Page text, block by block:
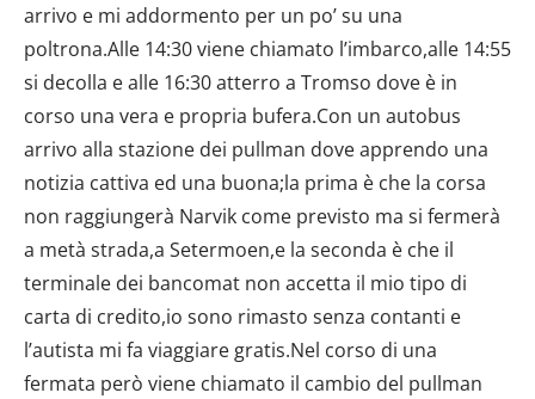
arrivo e mi addormento per un po’ su una
poltrona.Alle 14:30 viene chiamato l’imbarco,alle 14:55
si decolla e alle 16:30 atterro a Tromso dove è in
corso una vera e propria bufera.Con un autobus
arrivo alla stazione dei pullman dove apprendo una
notizia cattiva ed una buona;la prima è che la corsa
non raggiungerà Narvik come previsto ma si fermerà
a metà strada,a Setermoen,e la seconda è che il
terminale dei bancomat non accetta il mio tipo di
carta di credito,io sono rimasto senza contanti e
l’autista mi fa viaggiare gratis.Nel corso di una
fermata però viene chiamato il cambio del pullman